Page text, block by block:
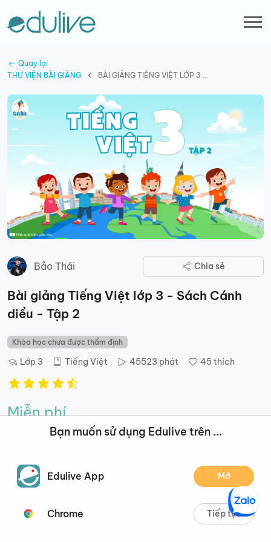
Quay lại
THƯ VIỆN BÀI GIẢNG
BÀI GIẢNG TIẾNG VIỆT LỚP 3 - SÁCH CÁNH DIỀU - TẬP 2
Bảo Thái Chia sẻ
Bài giảng Tiếng Việt lớp 3 - Sách Cánh
diều - Tập 2
Khóa học chưa được thẩm định
Lớp 3 Tiếng Việt 45523 phát 45thích
Miễn phí
Mô tả Nội dung Đề xuất
Bạn muốn sử dụng Edulive trên ...
Edulive App Mở
Chrome Tiếp tục